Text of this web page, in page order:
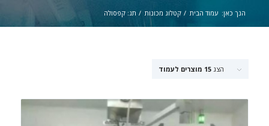
הנך כאן: עמוד הבית / קטלוג מכונות / תג: קפסולה
הצג 15 מוצרים לעמוד